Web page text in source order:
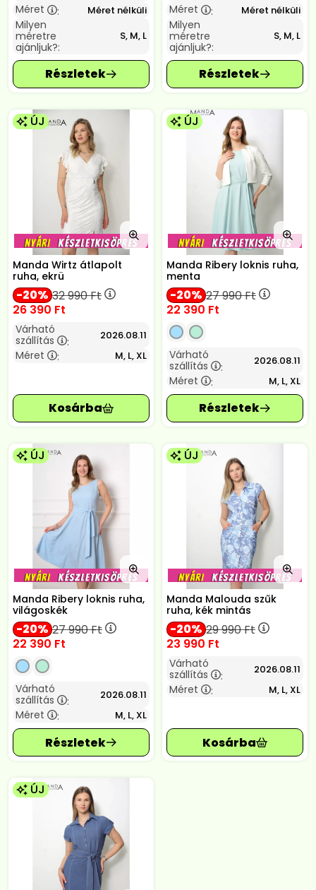
Méret
: Méret nélküli
Milyen
méretre
ajánljuk?:
S, M, L
Méret
: Méret nélküli
Milyen
méretre
ajánljuk?:
S, M, L
ÚJ
Manda Wirtz átlapolt
ruha, ekrü
20 32 990Ft
26 390 Ft
Várható
szállítás
: 2026.08.11
Méret : M, L, XL
ÚJ
Manda Ribery loknis ruha,
menta
20 27 990Ft
22 390 Ft
Várható
szállítás
: 2026.08.11
Méret : M, L, XL
ÚJ
Manda Ribery loknis ruha,
világoskék
20 27 990Ft
22 390 Ft
Várható
szállítás
: 2026.08.11
Méret : M, L, XL
ÚJ
Manda Malouda szűk
ruha, kék mintás
20 29 990Ft
23 990 Ft
Várható
szállítás
: 2026.08.11
Méret : M, L, XL
ÚJ